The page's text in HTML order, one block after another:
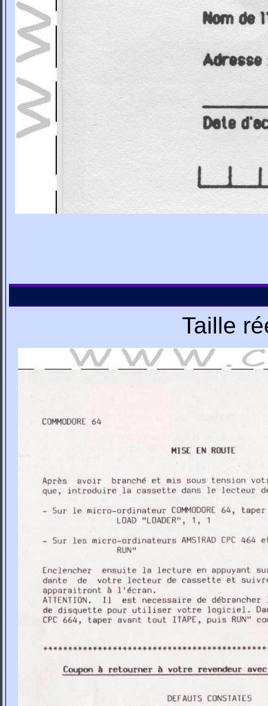
Taille